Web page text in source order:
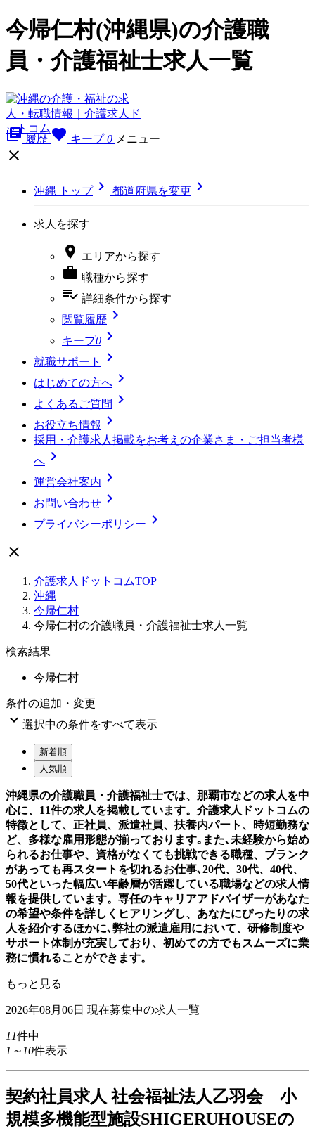
今帰仁村(沖縄県)の介護職
員・介護福祉士求人一覧
library_books 履歴 favorite キープ 0 メニュー

沖縄 トップ 都道府県を変更 
求人を探す
 エリアから探す
 職種から探す
playlist_add_check 詳細条件から探す
閲覧履歴 
キープ0 
就職サポート 
はじめての方へ 
よくあるご質問 
お役立ち情報 
採用・介護求人掲載をお考えの企業さま・ご担当者様
へ 
運営会社案内 
お問い合わせ 
プライバシーポリシー 

介護求人ドットコムTOP
沖縄
今帰仁村
今帰仁村の介護職員・介護福祉士求人一覧
検索結果
今帰仁村
条件の追加・変更
 選択中の条件をすべて表示
新着順
人気順
沖縄県の介護職員・介護福祉士では、那覇市などの求人を中
心に、11件の求人を掲載しています。介護求人ドットコムの
特徴として、正社員、派遣社員、扶養内パート、時短勤務な
ど、多様な雇用形態が揃っております｡また､未経験から始め
られるお仕事や、資格がなくても挑戦できる職種、ブランク
があっても再スタートを切れるお仕事､20代、30代、40代、
50代といった幅広い年齢層が活躍している職場などの求人情
報を提供しています。専任のキャリアアドバイザーがあなた
の希望や条件を詳しくヒアリングし、あなたにぴったりの求
人を紹介するほかに､弊社の派遣雇用において、研修制度や
サポート体制が充実しており、初めての方でもスムーズに業
務に慣れることができます。
もっと見る
2026年08月06日 現在募集中の求人一覧
11件中
1～10件表示
契約社員求人 社会福祉法人乙羽会 小
規模多機能型施設SHIGERUHOUSEの